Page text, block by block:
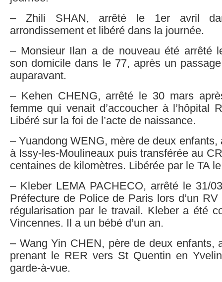
– Zhili SHAN, arrêté le 1er avril
arrondissement et libéré dans la journée.
– Monsieur Ilan a de nouveau été arrêté
son domicile dans le 77, après un
auparavant.
– Kehen CHENG, arrêté le 30 mars
femme qui venait d’accoucher à l’hôpital
Libéré sur la foi de l’acte de naissance.
– Yuandong WENG, mère de deux enfants,
à Issy-les-Moulineaux puis transférée au
centaines de kilomètres. Libérée par le TA
– Kleber LEMA PACHECO, arrêté le 31/
Préfecture de Police de Paris lors d’un
régularisation par le travail. Kleber a été
Vincennes. Il a un bébé d’un an.
– Wang Yin CHEN, père de deux enfants,
prenant le RER vers St Quentin en
garde-à-vue.